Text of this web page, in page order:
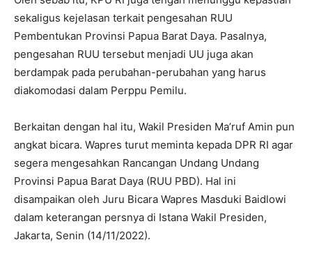
sekaligus kejelasan terkait pengesahan RUU
Pembentukan Provinsi Papua Barat Daya. Pasalnya,
pengesahan RUU tersebut menjadi UU juga akan
berdampak pada perubahan-perubahan yang harus
diakomodasi dalam Perppu Pemilu.
Berkaitan dengan hal itu, Wakil Presiden Ma’ruf Amin pun
angkat bicara. Wapres turut meminta kepada DPR RI agar
segera mengesahkan Rancangan Undang Undang
Provinsi Papua Barat Daya (RUU PBD). Hal ini
disampaikan oleh Juru Bicara Wapres Masduki Baidlowi
dalam keterangan persnya di Istana Wakil Presiden,
Jakarta, Senin (14/11/2022).